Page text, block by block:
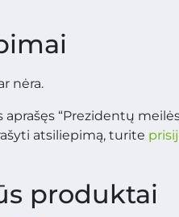
nėra.
“Prezidentų
atsiliepimą, turite
produktai